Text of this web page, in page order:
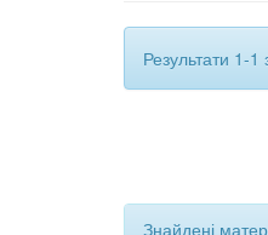
Результати 1-
Знайдені